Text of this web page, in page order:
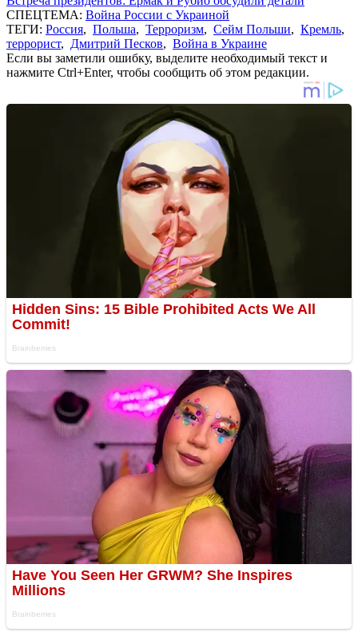
СПЕЦТЕМА: Война России с Украиной
ТЕГИ: Россия, Польша, Терроризм, Сейм Польши, Кремль,
террорист, Дмитрий Песков, Война в Украине
Если вы заметили ошибку, выделите необходимый текст и
нажмите Ctrl+Enter, чтобы сообщить об этом редакции.